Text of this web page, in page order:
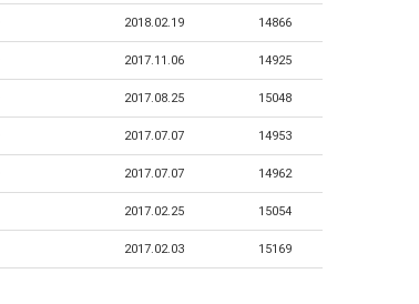
2018.02.19 14866
2017.11.06 14925
2017.08.25 15048
2017.07.07 14953
2017.07.07 14962
2017.02.25 15054
2017.02.03 15169